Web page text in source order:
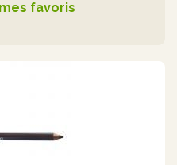
favoris